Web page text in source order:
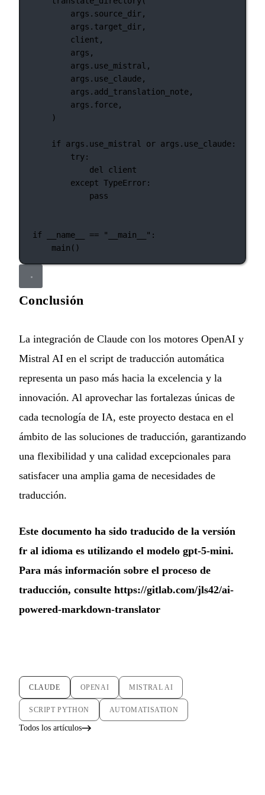
args.source_dir,
args.target_dir,
client,
args,
args.use_mistral,
args.use_claude,
args.add_translation_note,
args.force,
)
if args.use_mistral or args.use_claude:
try:
del
client
except TypeError:
pass
if __name__ == "__main__" :
main()
Conclusión
La integración de Claude con los motores OpenAI y
Mistral AI en el script de traducción automática
representa un paso más hacia la excelencia y la
innovación. Al aprovechar las fortalezas únicas de
cada tecnología de IA, este proyecto destaca en el
ámbito de las soluciones de traducción, garantizando
una flexibilidad y una calidad excepcionales para
satisfacer una amplia gama de necesidades de
traducción.
Este documento ha sido traducido de la versión
fr al idioma es utilizando el modelo gpt-5-mini.
Para más información sobre el proceso de
traducción, consulte https://gitlab.com/jls42/ai-
powered-markdown-translator
CLAUDE OPENAI MISTRAL AI
SCRIPT PYTHON AUTOMATISATION
Todos los artículos